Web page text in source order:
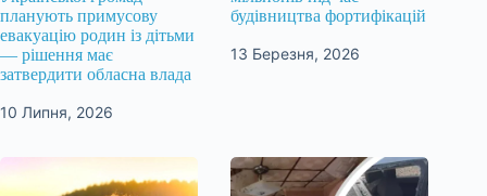
планують примусову
евакуацію родин із дітьми
— рішення має
затвердити обласна влада
10 Липня, 2026
будівництва фортифікацій
13 Березня, 2026